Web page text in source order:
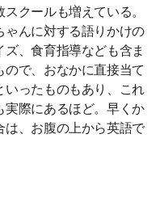
クールも増えている。
んに対する語りかけの
、食育指導なども含ま
で、おなかに直接当て
ったものもあり、これ
際にあるほど。早くか
、お腹の上から英語で